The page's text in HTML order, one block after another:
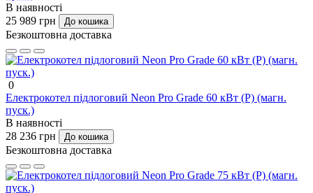
В наявності
25 989 грн
До кошика
Безкоштовна доставка
0
Електрокотел підлоговий Neon Pro Grade 60 кВт (P) (магн.
пуск.)
В наявності
28 236 грн
До кошика
Безкоштовна доставка